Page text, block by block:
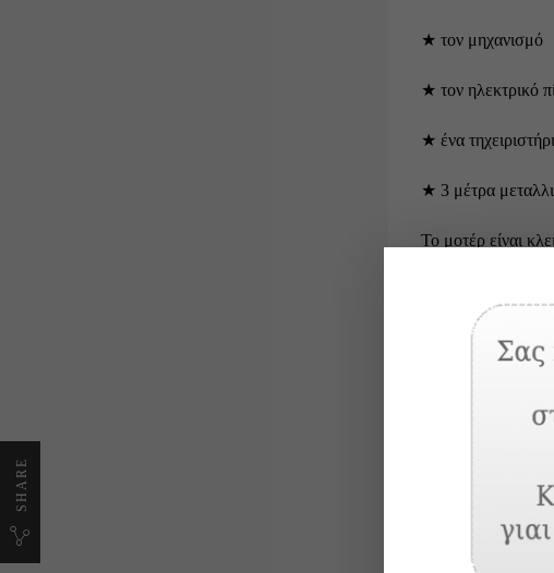
SHARE
★ τον μηχανισμό
★ τον ηλεκτρικό
★ ένα
★ 3 μέτρα
To μοτέρ είναι
Διαθέτει
Σε περίπτωση
Ο ενσωματωμένος
❖ Λειτουργία
❖ Ρύθμιση
❖ Μνήμη